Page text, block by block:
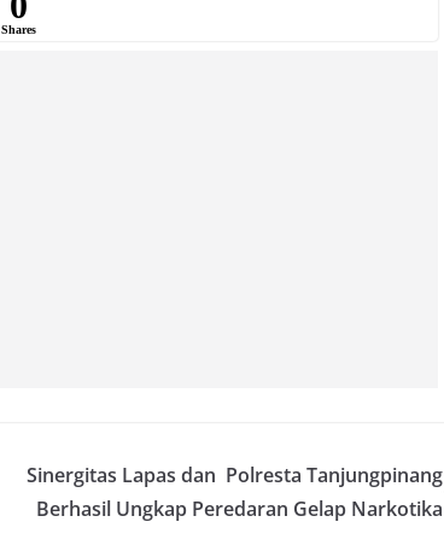
Shares
Sinergitas Lapas dan Polresta Tanjungpinang
Berhasil Ungkap Peredaran Gelap Narkotika